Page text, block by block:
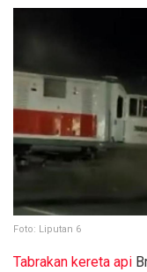
Foto: Liputan 6
Tabrakan kereta api